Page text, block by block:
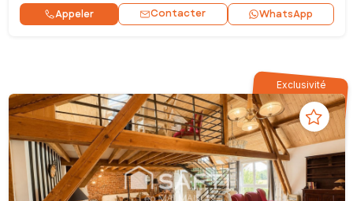
Appeler Contacter WhatsApp
Exclusivité